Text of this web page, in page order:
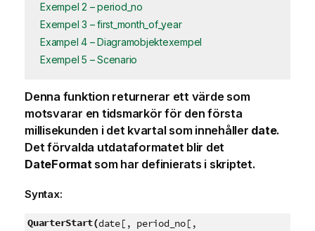
Exempel 2 – period_no
Exempel 3 – first_month_of_year
Exampel 4 – Diagramobjektexempel
Exempel 5 – Scenario
Denna funktion returnerar ett värde som
motsvarar en tidsmarkör för den första
millisekunden i det kvartal som innehåller date.
Det förvalda utdataformatet blir det
DateFormatsom har definierats i skriptet.
Syntax:
QuarterStart(date[, period_no[,